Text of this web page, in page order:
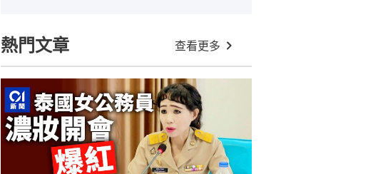
熱門文章 查看更多